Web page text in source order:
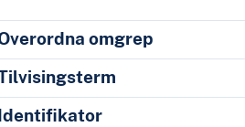
1861
1535-1560
omgrep